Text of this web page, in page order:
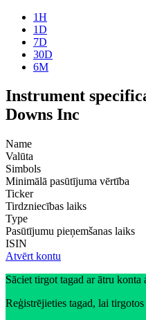
1H
1D
7D
30D
6M
Instrument
Downs Inc
Name
Valūta
Simbols
Minimālā pasūtījuma vērtība
Ticker
Tirdzniecības laiks
Type
Pasūtījumu pieņemšanas laiks
ISIN
Atvērt kontu
Sāciet tirgot tagad ar ātru konta
Reģistrējieties tagad, lai